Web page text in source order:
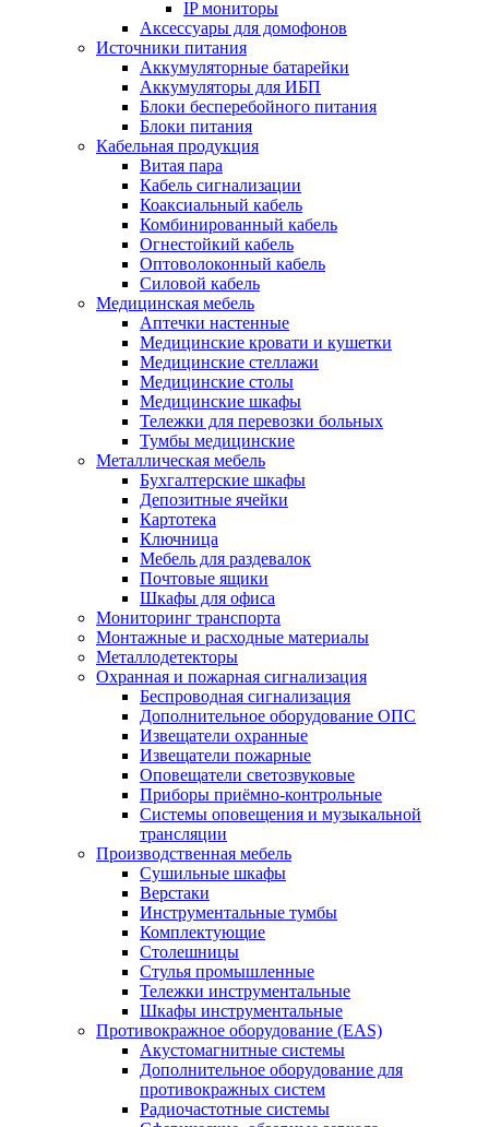
IP мониторы
Аксессуары для домофонов
Источники питания
Аккумуляторные батарейки
Аккумуляторы для ИБП
Блоки бесперебойного питания
Блоки питания
Кабельная продукция
Витая пара
Кабель сигнализации
Коаксиальный кабель
Комбинированный кабель
Огнестойкий кабель
Оптоволоконный кабель
Силовой кабель
Медицинская мебель
Аптечки настенные
Медицинские кровати и кушетки
Медицинские стеллажи
Медицинские столы
Медицинские шкафы
Тележки для перевозки больных
Тумбы медицинские
Металлическая мебель
Бухгалтерские шкафы
Депозитные ячейки
Картотека
Ключница
Мебель для раздевалок
Почтовые ящики
Шкафы для офиса
Мониторинг транспорта
Монтажные и расходные материалы
Металлодетекторы
Охранная и пожарная сигнализация
Беспроводная сигнализация
Дополнительное оборудование ОПС
Извещатели охранные
Извещатели пожарные
Оповещатели светозвуковые
Приборы приёмно-контрольные
Системы оповещения и музыкальной
трансляции
Производственная мебель
Cушильные шкафы
Верстаки
Инструментальные тумбы
Комплектующие
Столешницы
Стулья промышленные
Тележки инструментальные
Шкафы инструментальные
Противокражное оборудование (EAS)
Акустомагнитные системы
Дополнительное оборудование для
противокражных систем
Радиочастотные системы